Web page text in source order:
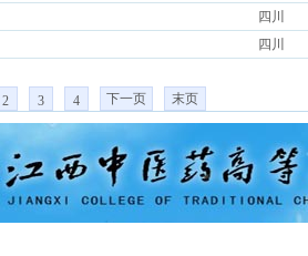
四川
四川
2 3 4 下一页 末页